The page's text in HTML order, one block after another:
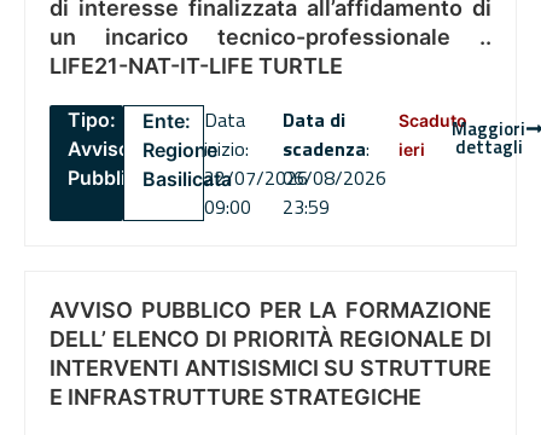
di interesse finalizzata all’affidamento di
un incarico tecnico-professionale ..
LIFE21-NAT-IT-LIFE TURTLE
Tipo:
Avviso
Pubblico
Ente:
Regione
Basilicata
Data
inizio:
22/07/2026
09:00
Data di
scadenza:
06/08/2026
23:59
Scaduto
ieri
Maggiori
dettagli
AVVISO PUBBLICO PER LA FORMAZIONE
DELL’ ELENCO DI PRIORITÀ REGIONALE DI
INTERVENTI ANTISISMICI SU STRUTTURE
E INFRASTRUTTURE STRATEGICHE